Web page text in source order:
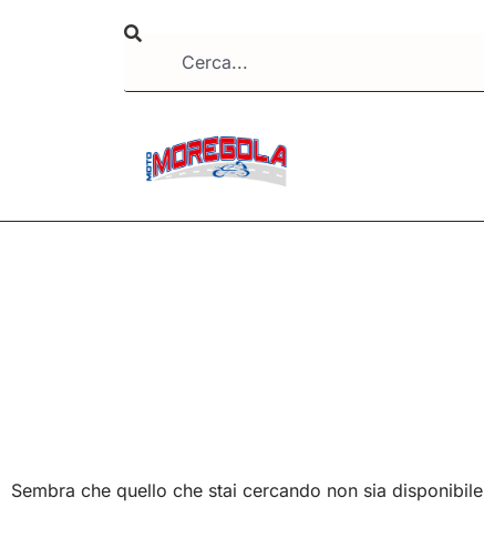
Sembra che quello che stai cercando non sia disponibile